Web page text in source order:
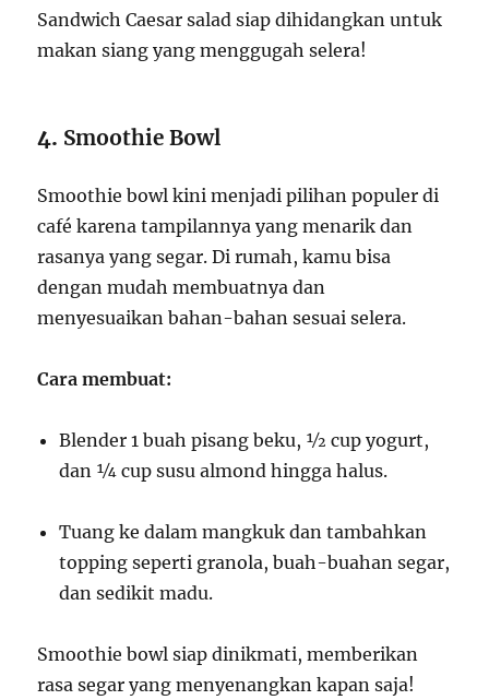
Sandwich Caesar salad siap dihidangkan untuk
makan siang yang menggugah selera!
4. Smoothie Bowl
Smoothie bowl kini menjadi pilihan populer di
café karena tampilannya yang menarik dan
rasanya yang segar. Di rumah, kamu bisa
dengan mudah membuatnya dan
menyesuaikan bahan-bahan sesuai selera.
Cara membuat:
Blender 1 buah pisang beku, ½ cup yogurt,
dan ¼ cup susu almond hingga halus.
Tuang ke dalam mangkuk dan tambahkan
topping seperti granola, buah-buahan segar,
dan sedikit madu.
Smoothie bowl siap dinikmati, memberikan
rasa segar yang menyenangkan kapan saja!